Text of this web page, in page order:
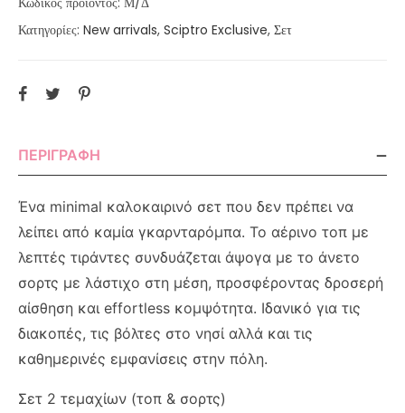
Κατηγορίες: New arrivals, Sciptro Exclusive, Σετ
ΠΕΡΙΓΡΑΦΉ
Ένα minimal καλοκαιρινό σετ που δεν πρέπει να
λείπει από καμία γκαρνταρόμπα. Το αέρινο τοπ με
λεπτές τιράντες συνδυάζεται άψογα με το άνετο
σορτς με λάστιχο στη μέση, προσφέροντας δροσερή
αίσθηση και effortless κομψότητα. Ιδανικό για τις
διακοπές, τις βόλτες στο νησί αλλά και τις
καθημερινές εμφανίσεις στην πόλη.
Σετ 2 τεμαχίων (τοπ & σορτς)